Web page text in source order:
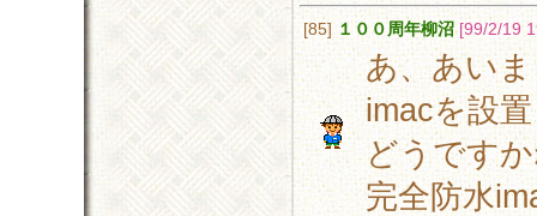
[85] １００周年柳沼 [99/2/19
あ、あい
imacを設
どうです
完全防水